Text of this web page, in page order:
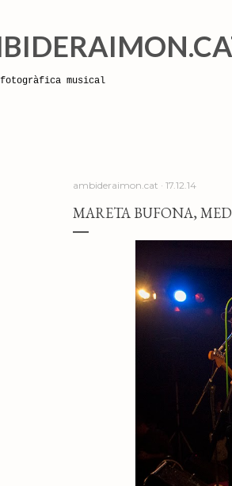
musical
ambideraimon.cat 17.12.14
MARETA BUFONA,